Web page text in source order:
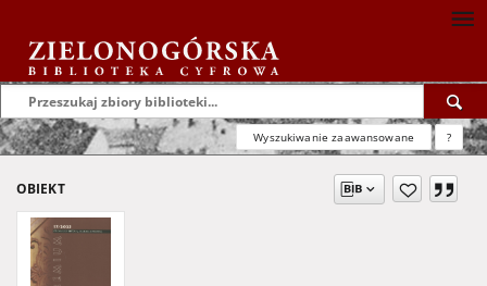
Wyszukiwanie zaawansowane ?
OBIEKT